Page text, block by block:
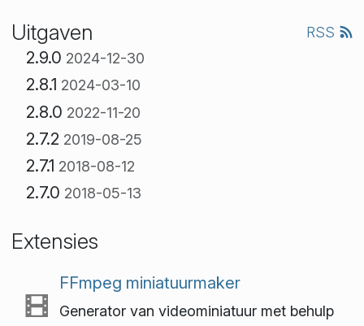
Uitgaven RSS
2.9.0 2024-12-30
2.8.1 2024-03-10
2.8.0 2022-11-20
2.7.2 2019-08-25
2.7.1 2018-08-12
2.7.0 2018-05-13
Extensies
FFmpeg miniatuurmaker
Generator van videominiatuur met behulp